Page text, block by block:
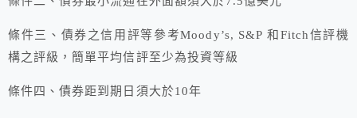
條件三、債券之信用評等參考Moody’s, S&P 和Fitch信評機
構之評級，簡單平均信評至少為投資等級
條件四、債券距到期日須大於10年